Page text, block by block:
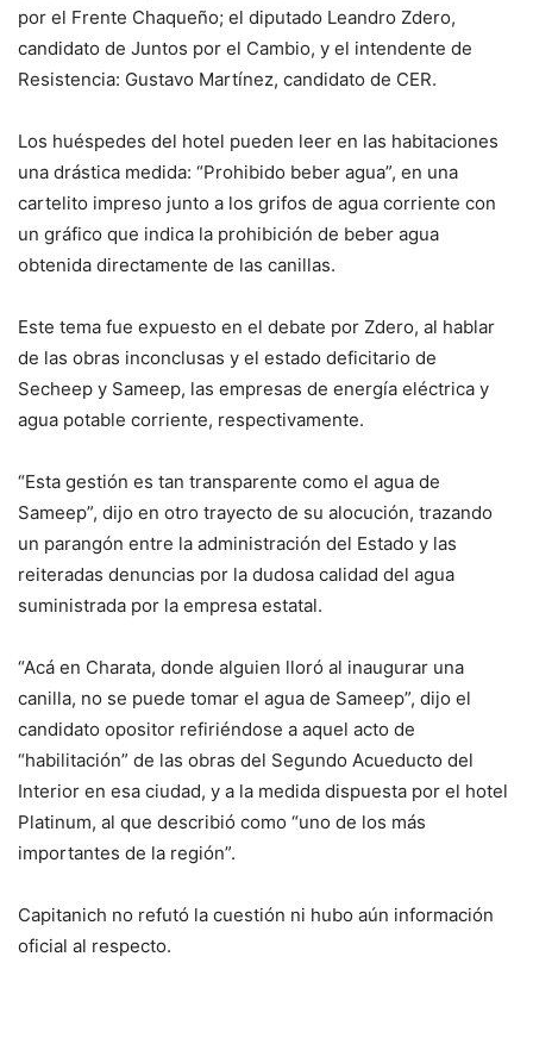
por el Frente Chaqueño; el diputado Leandro Zdero,
candidato de Juntos por el Cambio, y el intendente de
Resistencia: Gustavo Martínez, candidato de CER.
Los huéspedes del hotel pueden leer en las habitaciones
una drástica medida: “Prohibido beber agua”, en una
cartelito impreso junto a los grifos de agua corriente con
un gráfico que indica la prohibición de beber agua
obtenida directamente de las canillas.
Este tema fue expuesto en el debate por Zdero, al hablar
de las obras inconclusas y el estado deficitario de
Secheep y Sameep, las empresas de energía eléctrica y
agua potable corriente, respectivamente.
“Esta gestión es tan transparente como el agua de
Sameep”, dijo en otro trayecto de su alocución, trazando
un parangón entre la administración del Estado y las
reiteradas denuncias por la dudosa calidad del agua
suministrada por la empresa estatal.
“Acá en Charata, donde alguien lloró al inaugurar una
canilla, no se puede tomar el agua de Sameep”, dijo el
candidato opositor refiriéndose a aquel acto de
“habilitación” de las obras del Segundo Acueducto del
Interior en esa ciudad, y a la medida dispuesta por el hotel
Platinum, al que describió como “uno de los más
importantes de la región”.
Capitanich no refutó la cuestión ni hubo aún información
oficial al respecto.